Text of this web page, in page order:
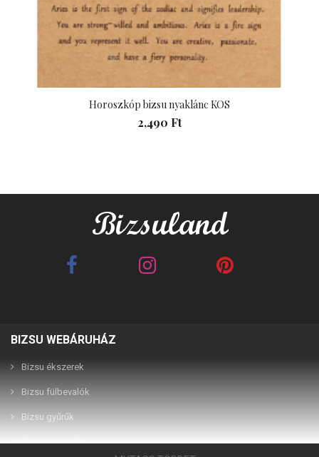
Horoszkóp bizsu nyaklánc KOS
2,490 Ft
Best Friends barna 2in1
2,990 Ft
BIZSU WEBÁRUHÁZ
Bizsu ékszerek
Bizsu fülbevalók
Bizsu gyűrűk
Bizsu karkötők